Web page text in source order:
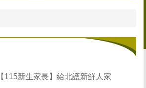
【115新生家長】給北護新鮮人家